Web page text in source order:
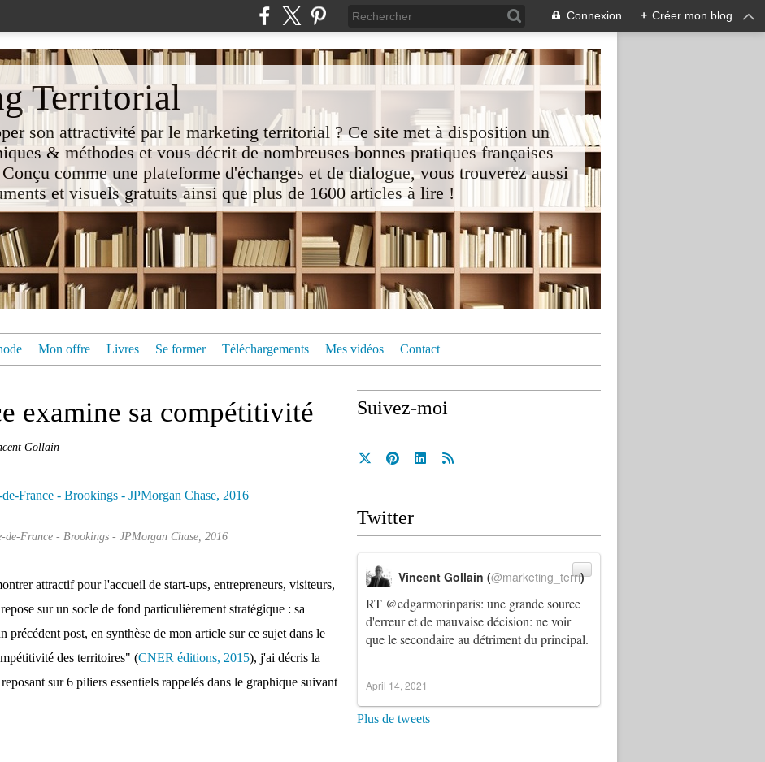
Connexion + Créer mon blog
Territorial
son attractivité par le marketing territorial ? Ce site met à disposition un
& méthodes et vous décrit de nombreuses bonnes pratiques françaises
comme une plateforme d'échanges et de dialogue, vous trouverez aussi
et visuels gratuits ainsi que plus de 1600 articles à lire !
Mon offre Livres Se former Téléchargements Mes vidéos Contact
examine sa compétitivité
Gollain
France - Brookings - JPMorgan Chase, 2016
attractif pour l'accueil de start-ups, entrepreneurs, visiteurs,
sur un socle de fond particulièrement stratégique : sa
post, en synthèse de mon article sur ce sujet dans le
des territoires" (CNER éditions, 2015), j'ai décris la
sur 6 piliers essentiels rappelés dans le graphique suivant
Suivez-moi
Twitter
RT @edgarmorinparis: une grande source
d'erreur et de mauvaise décision: ne voir
que le secondaire au détriment du principal.
Vincent Gollain (@marketing_terri)
April 14, 2021
Plus de tweets